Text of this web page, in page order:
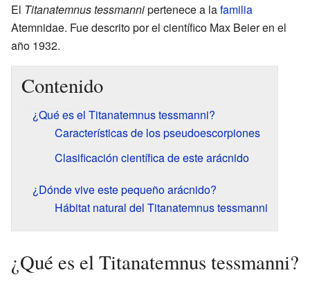
El Titanatemnus tessmannipertenece a lafamilia
Atemnidae. Fue descrito por el científico Max Beier en el
año 1932.
Contenido
¿Qué es el Titanatemnus tessmanni?
Características de los pseudoescorpiones
Clasificación científica de este arácnido
¿Dónde vive este pequeño arácnido?
Hábitat natural del Titanatemnus tessmanni
¿Qué es el Titanatemnus tessmanni?